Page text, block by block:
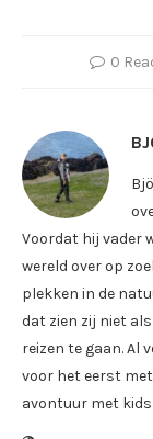
0
Voordat hij vader
wereld over op
plekken in de
dat zien zij niet
reizen te gaan. Al
voor het eerst
avontuur met